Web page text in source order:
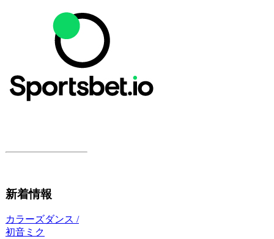
新着情報
カラーズダンス /
初音ミク